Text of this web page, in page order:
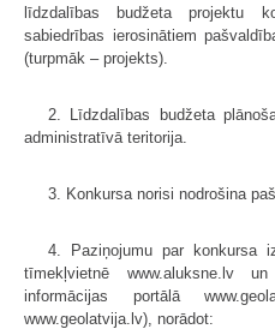
līdzdalības budžeta projektu
sabiedrības ierosinātiem
(turpmāk – projekts).
2. Līdzdalības budžeta
administratīvā teritorija.
3. Konkursa norisi nodrošina
4. Paziņojumu par konkursa
tīmekļvietnē www.aluksne.lv
informācijas portālā
www.geolatvija.lv), norādot: